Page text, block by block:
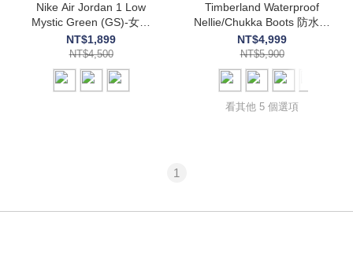
Nike Air Jordan 1 Low
Mystic Green (GS)-女碼
(553560-113)
NT$1,899
NT$4,500
Timberland Waterproof
Nellie/Chukka Boots 防水皮
革中筒靴 (23061、23399)
NT$4,999
NT$5,900
看其他 5 個選項
1